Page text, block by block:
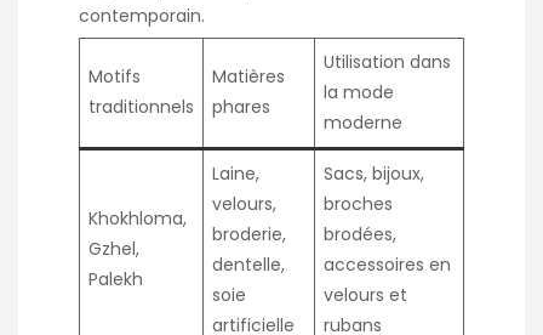
contemporain.
Motifs
traditionnels
Matières
phares
Utilisation dans
la mode
moderne
Khokhloma,
Gzhel,
Palekh
Laine,
velours,
broderie,
dentelle,
soie
artificielle
Sacs, bijoux,
broches
brodées,
accessoires en
velours et
rubans